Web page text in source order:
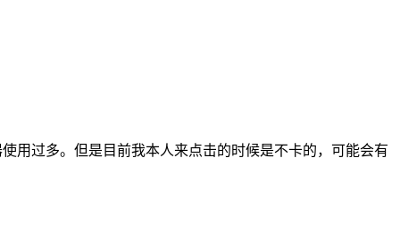
用过多。但是目前我本人来点击的时候是不卡的，可能会有